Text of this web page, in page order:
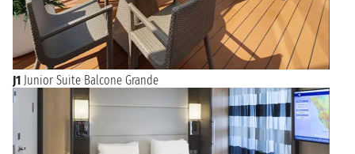
J1 Junior Suite Balcone Grande